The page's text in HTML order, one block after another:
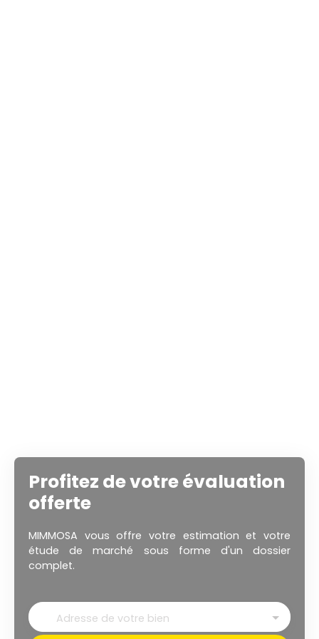
Profitez de votre évaluation
offerte
MIMMOSA vous offre votre estimation et votre
étude de marché sous forme d'un dossier
complet.
Adresse de votre bien